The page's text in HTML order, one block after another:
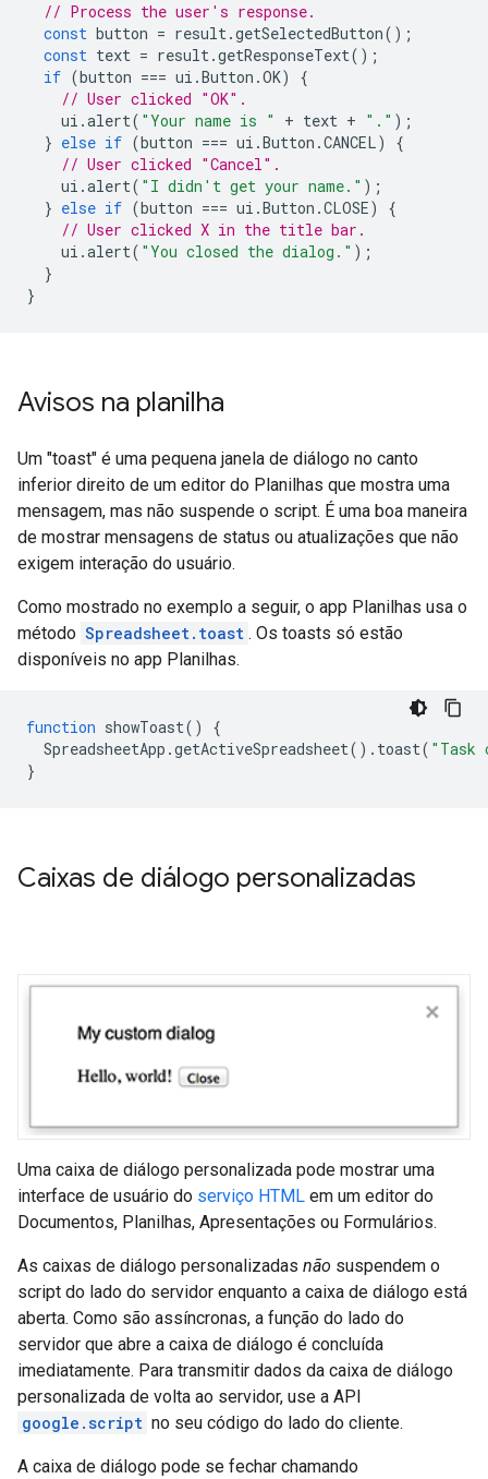
// Process the user's response.
const button = result.getSelectedButton();
const text = result.getResponseText();
if (button === ui .Button .OK)
{
// User clicked "OK".
ui .alert( "Your name is " + text + "." );
} else if (button === ui .Button .CANCEL)
{
// User clicked "Cancel".
ui .alert( "I didn't get your name." );
} else if (button === ui .Button .CLOSE)
{
// User clicked X in the title bar.
ui .alert( "You closed the dialog." );
}
}
Avisos na planilha
Um "toast" é uma pequena janela de diálogo no canto
inferior direito de um editor do Planilhas que mostra uma
mensagem, mas não suspende o script. É uma boa maneira
de mostrar mensagens de status ou atualizações que não
exigem interação do usuário.
Como mostrado no exemplo a seguir, o app Planilhas usa o
método Spreadsheet.toast . Os toasts só estão
disponíveis no app Planilhas.
function showToast()
{
SpreadsheetApp .getActiveSpreadsheet(). toast( "Task
}
Caixas de diálogo personalizadas
Uma caixa de diálogo personalizada pode mostrar uma
interface de usuário do serviço HTML em um editor do
Documentos, Planilhas, Apresentações ou Formulários.
As caixas de diálogo personalizadas não suspendem o
script do lado do servidor enquanto a caixa de diálogo está
aberta. Como são assíncronas, a função do lado do
servidor que abre a caixa de diálogo é concluída
imediatamente. Para transmitir dados da caixa de diálogo
personalizada de volta ao servidor, use a API
google.script no seu código do lado do cliente.
A caixa de diálogo pode se fechar chamando